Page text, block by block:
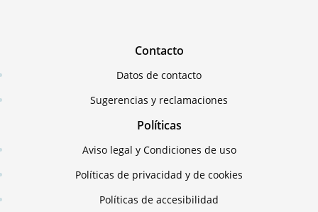
Contacto
Datos de contacto
Sugerencias y reclamaciones
Políticas
Aviso legal y Condiciones de uso
Políticas de privacidad y de cookies
Políticas de accesibilidad